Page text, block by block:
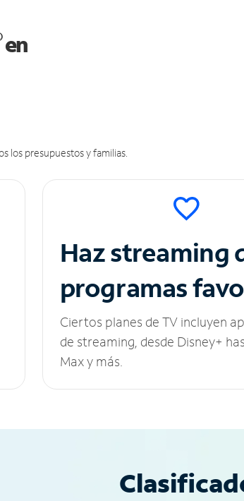
en
los presupuestos y familias.
Haz streaming
programas
Ciertos planes de TV incluyen
de streaming, desde Disney+
Max y más.